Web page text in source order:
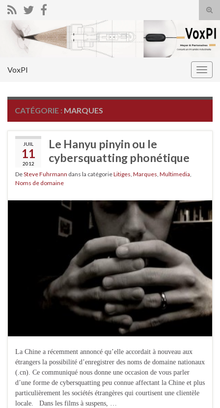
Search for:
VoxPI
CATÉGORIE : MARQUES
JUIL
11
2012
Le Hanyu pinyin ou le
cybersquatting phonétique
DeSteve Fuhrmann dans la catégorieLitiges Marques Multimedia
Noms de domaine
La Chine a récemment annoncé qu’elle accordait à nouveau aux
étrangers la possibilité d’enregistrer des noms de domaine nationaux
(.cn). Ce communiqué nous donne une occasion de vous parler
d’une forme de cybersquatting peu connue affectant la Chine et plus
particulièrement les sociétés étrangères qui courtisent une clientèle
locale. Dans les films à suspens, …